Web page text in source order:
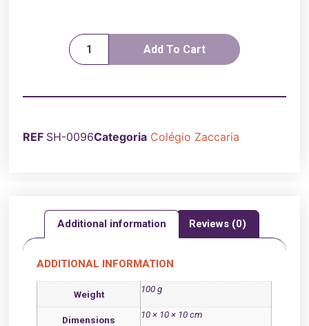
Add To Cart
REF SH-0096Categoria Colégio Zaccaria
Additional information Reviews (0)
ADDITIONAL INFORMATION
Weight 100 g
Dimensions 10 × 10 × 10 cm